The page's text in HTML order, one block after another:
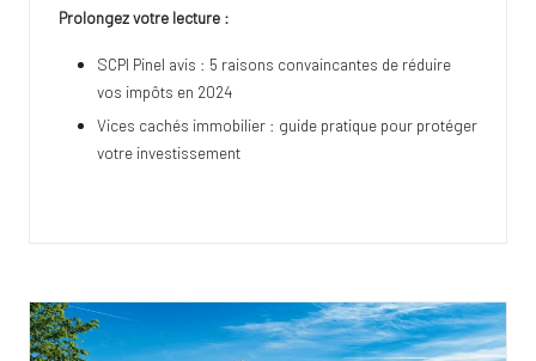
Prolongez votre lecture :
SCPI Pinel avis : 5 raisons convaincantes de réduire
vos impôts en 2024
Vices cachés immobilier : guide pratique pour protéger
votre investissement